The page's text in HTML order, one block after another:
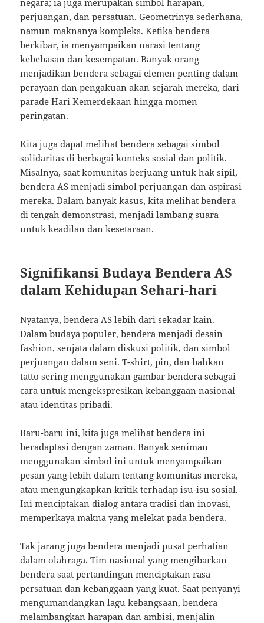
perjuangan, dan persatuan. Geometrinya sederhana,
namun maknanya kompleks. Ketika bendera
berkibar, ia menyampaikan narasi tentang
kebebasan dan kesempatan. Banyak orang
menjadikan bendera sebagai elemen penting dalam
perayaan dan pengakuan akan sejarah mereka, dari
parade Hari Kemerdekaan hingga momen
peringatan.
Kita juga dapat melihat bendera sebagai simbol
solidaritas di berbagai konteks sosial dan politik.
Misalnya, saat komunitas berjuang untuk hak sipil,
bendera AS menjadi simbol perjuangan dan aspirasi
mereka. Dalam banyak kasus, kita melihat bendera
di tengah demonstrasi, menjadi lambang suara
untuk keadilan dan kesetaraan.
Signifikansi Budaya Bendera AS
dalam Kehidupan Sehari-hari
Nyatanya, bendera AS lebih dari sekadar kain.
Dalam budaya populer, bendera menjadi desain
fashion, senjata dalam diskusi politik, dan simbol
perjuangan dalam seni. T-shirt, pin, dan bahkan
tatto sering menggunakan gambar bendera sebagai
cara untuk mengekspresikan kebanggaan nasional
atau identitas pribadi.
Baru-baru ini, kita juga melihat bendera ini
beradaptasi dengan zaman. Banyak seniman
menggunakan simbol ini untuk menyampaikan
pesan yang lebih dalam tentang komunitas mereka,
atau mengungkapkan kritik terhadap isu-isu sosial.
Ini menciptakan dialog antara tradisi dan inovasi,
memperkaya makna yang melekat pada bendera.
Tak jarang juga bendera menjadi pusat perhatian
dalam olahraga. Tim nasional yang mengibarkan
bendera saat pertandingan menciptakan rasa
persatuan dan kebanggaan yang kuat. Saat penyanyi
mengumandangkan lagu kebangsaan, bendera
melambangkan harapan dan ambisi, menjalin